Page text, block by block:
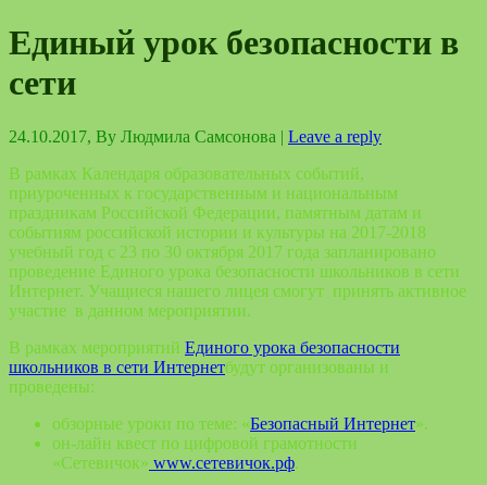
Единый урок безопасности в
сети
24.10.2017, By Людмила Самсонова | Leave a reply
В рамках Календаря образовательных событий,
приуроченных к государственным и национальным
праздникам Российской Федерации, памятным датам и
событиям российской истории и культуры на 2017-2018
учебный год с 23 по 30 октября 2017 года запланировано
проведение Единого урока безопасности школьников в сети
Интернет. Учащиеся нашего лицея смогут принять активное
участие в данном мероприятии.
В рамках мероприятий Единого урока безопасности
школьников в сети Интернетбудут организованы и
проведены:
обзорные уроки по теме: «Безопасный Интернет».
он-лайн квест по цифровой грамотности
«Сетевичок» www.сетевичок.рф.